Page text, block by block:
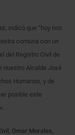
, indicó que “hoy nos
comuna con un
del Registro Civil de
nuestro Alcalde José
Humanos, y de
posible este
Omar Morales